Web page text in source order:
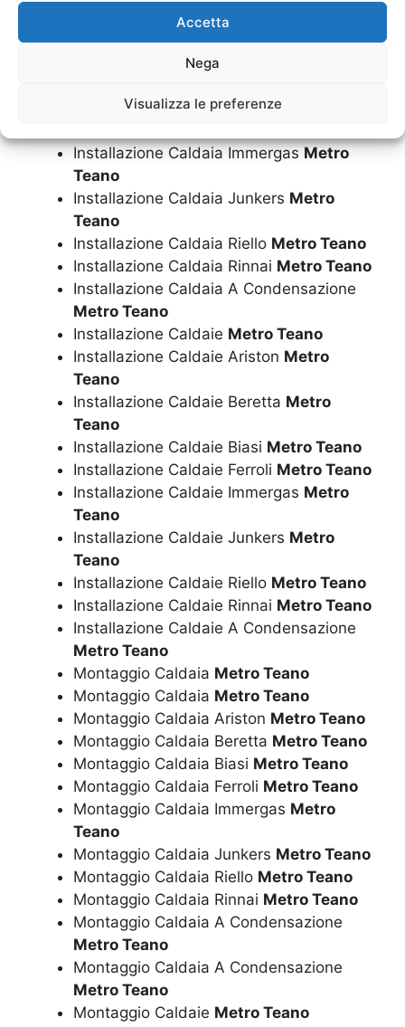
Accetta
Nega
Visualizza le preferenze
Installazione Caldaia Ariston
Teano
Installazione Caldaia Beretta
Installazione Caldaia BiasiMetro Teano
Installazione Caldaia ImmergasMetro
Teano
Installazione Caldaia Junkers Metro
Teano
Installazione Caldaia Riello Metro Teano
Installazione Caldaia Rinnai Metro Teano
Installazione Caldaia A Condensazione
Metro Teano
Installazione Caldaie Metro Teano
Installazione Caldaie Ariston Metro
Teano
Installazione Caldaie Beretta Metro
Teano
Installazione Caldaie Biasi Metro Teano
Installazione Caldaie Ferroli Metro Teano
Installazione Caldaie Immergas Metro
Teano
Installazione Caldaie Junkers Metro
Teano
Installazione Caldaie Riello Metro Teano
Installazione Caldaie Rinnai Metro Teano
Installazione Caldaie A Condensazione
Metro Teano
Montaggio Caldaia Metro Teano
Montaggio Caldaia Metro Teano
Montaggio Caldaia Ariston Metro Teano
Montaggio Caldaia Beretta Metro Teano
Montaggio Caldaia Biasi Metro Teano
Montaggio Caldaia Ferroli Metro Teano
Montaggio Caldaia Immergas Metro
Teano
Montaggio Caldaia Junkers Metro Teano
Montaggio Caldaia Riello Metro Teano
Montaggio Caldaia Rinnai Metro Teano
Montaggio Caldaia A Condensazione
Metro Teano
Montaggio Caldaia A Condensazione
Metro Teano
Montaggio Caldaie Metro Teano